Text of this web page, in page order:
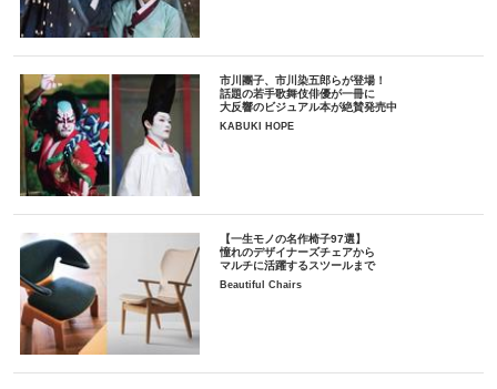
市川團子、市川染五郎らが登場！
話題の若手歌舞伎俳優が一冊に
大反響のビジュアル本が絶賛発売中
KABUKI HOPE
【一生モノの名作椅子97選】
憧れのデザイナーズチェアから
マルチに活躍するスツールまで
Beautiful Chairs